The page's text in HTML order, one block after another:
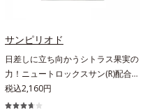
サンピリオド
日差しに立ち向かうシトラス果実の
力！ニュートロックスサン(R)配合の
インナーケア(*)。果実の力で日差し
に立ち向かうインナーケア(*)です。
税込2,160円